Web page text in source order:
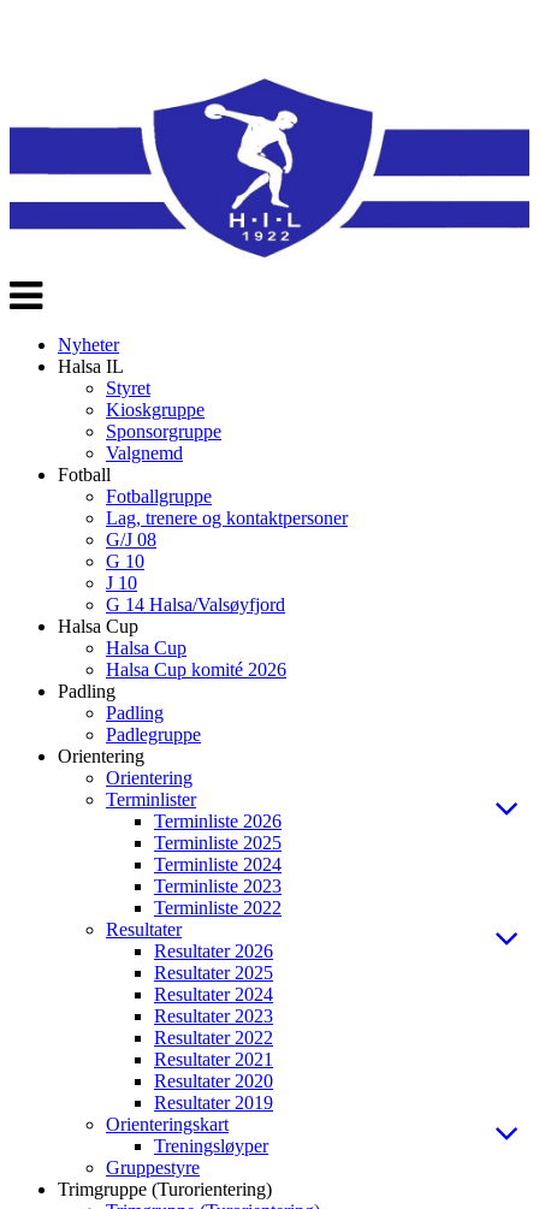
Veksle
navigasjon
Nyheter
Halsa IL
Styret
Kioskgruppe
Sponsorgruppe
Valgnemd
Fotball
Fotballgruppe
Lag, trenere og kontaktpersoner
G/J 08
G 10
J 10
G 14 Halsa/Valsøyfjord
Halsa Cup
Halsa Cup
Halsa Cup komité 2026
Padling
Padling
Padlegruppe
Orientering
Orientering
Terminlister
Terminliste 2026
Terminliste 2025
Terminliste 2024
Terminliste 2023
Terminliste 2022
Resultater
Resultater 2026
Resultater 2025
Resultater 2024
Resultater 2023
Resultater 2022
Resultater 2021
Resultater 2020
Resultater 2019
Orienteringskart
Treningsløyper
Gruppestyre
Trimgruppe (Turorientering)